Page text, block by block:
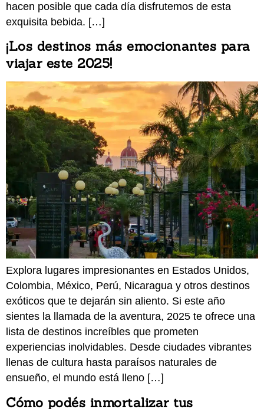
hacen posible que cada día disfrutemos de esta
exquisita bebida. […]
¡Los destinos más emocionantes para
viajar este 2025!
Explora lugares impresionantes en Estados Unidos,
Colombia, México, Perú, Nicaragua y otros destinos
exóticos que te dejarán sin aliento. Si este año
sientes la llamada de la aventura, 2025 te ofrece una
lista de destinos increíbles que prometen
experiencias inolvidables. Desde ciudades vibrantes
llenas de cultura hasta paraísos naturales de
ensueño, el mundo está lleno […]
Cómo podés inmortalizar tus